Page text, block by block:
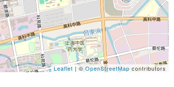
Leaflet | ©OpenStreetMapcontributors